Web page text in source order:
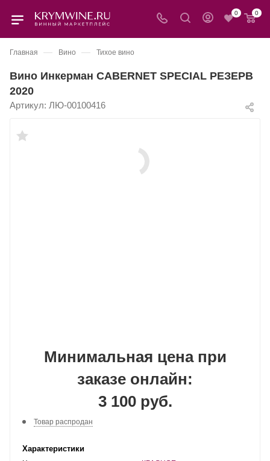
0 0
Главная — Вино — Тихое вино
Вино Инкерман CABERNET SPECIAL РЕЗЕРВ
2020
Артикул: ЛЮ-00100416
Минимальная цена при
заказе онлайн:
3 100 руб.
Товар распродан
Характеристики